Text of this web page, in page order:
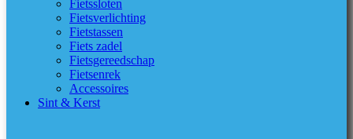
Fietssloten
Fietsverlichting
Fietstassen
Fiets zadel
Fietsgereedschap
Fietsenrek
Accessoires
Sint & Kerst